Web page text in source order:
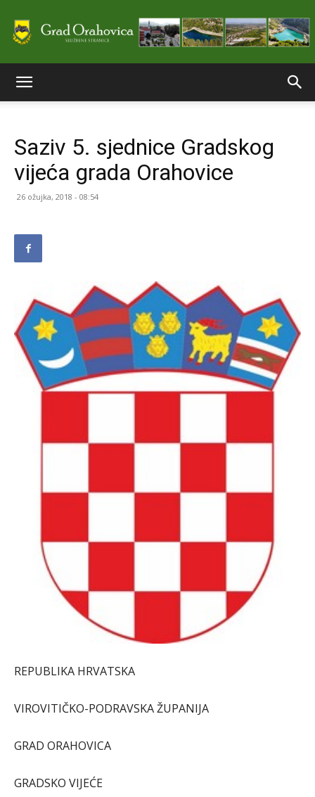
stranice
Saziv 5. sjednice Gradskog
vijeća grada Orahovice
26 ožujka, 2018 - 08:54
REPUBLIKA HRVATSKA
VIROVITIČKO-PODRAVSKA ŽUPANIJA
GRAD ORAHOVICA
GRADSKO VIJEĆE